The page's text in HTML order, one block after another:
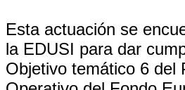
Esta actuación se
la EDUSI para dar
Objetivo temático 6 del